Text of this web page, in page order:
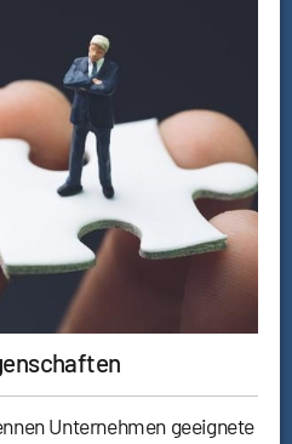
Unternehmen geeignete